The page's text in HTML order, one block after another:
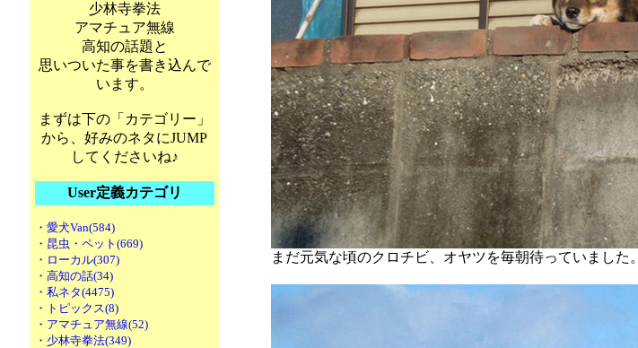
少林寺拳法
アマチュア無線
高知の話題と
思いついた事を書き込んで
います。
まずは下の「カテゴリー」
から、好みのネタにJUMP
してくださいね♪
User定義カテゴリ
・愛犬Van(584)
・昆虫・ペット(669)
・ローカル(307)
・高知の話(34)
・私ネタ(4475)
・トピックス(8)
・アマチュア無線(52)
・少林寺拳法(349)
まだ元気な頃のクロチビ、オヤツを毎朝待っていました。